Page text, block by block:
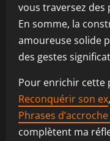
vous traversez des
En somme, la
amoureuse solide
des gestes
Pour enrichir cette
Reconquérir son ex,
Phrases
complètent ma